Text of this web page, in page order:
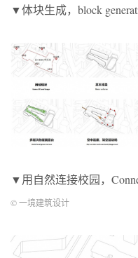
▼体块生成，block
▼用自然连接校园，
© 一境建筑设计